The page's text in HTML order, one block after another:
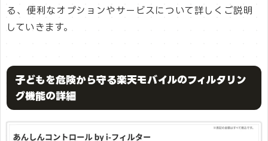
る、便利なオプションやサービスについて詳しくご説明
していきます。
子どもを危険から守る楽天モバイルのフィルタリン
グ機能の詳細